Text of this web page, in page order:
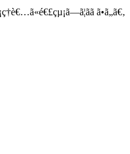
ã•ã„ã€‚